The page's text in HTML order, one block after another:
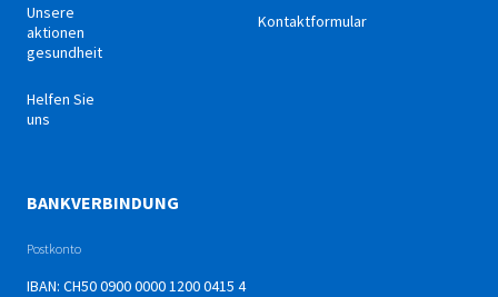
Unsere
aktionen
gesundheit
Helfen Sie
uns
Kontaktformular
BANKVERBINDUNG
Postkonto
IBAN: CH50 0900 0000 1200 0415 4